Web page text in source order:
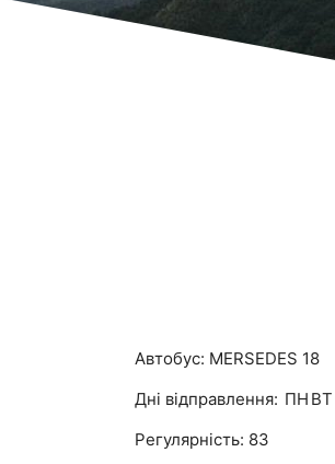
Автобус: MERSEDES 18
Дні відправлення: ПН ВТ
Регулярність: 83